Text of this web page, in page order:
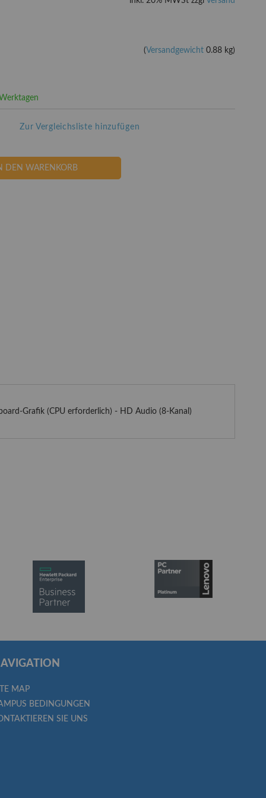
(Versandgewicht 0.88 kg)
DEN WARENKORB
Zur Vergleichsliste hinzufügen
Grafik (CPU erforderlich) - HD Audio (8-Kanal)
MAP
BEDINGUNGEN
SIE UNS